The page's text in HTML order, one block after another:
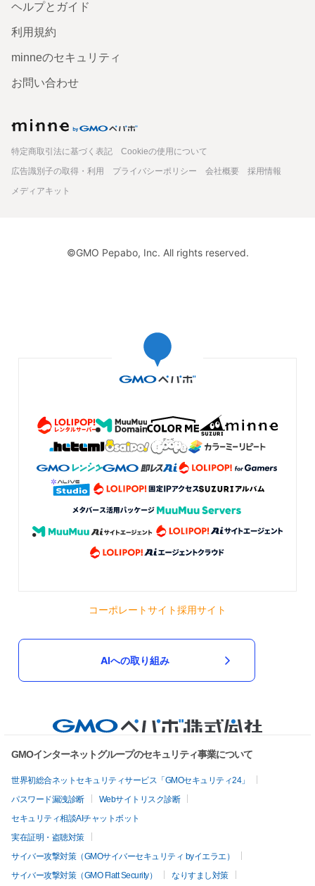
ヘルプとガイド
利用規約
minneのセキュリティ
お問い合わせ
特定商取引法に基づく表記
Cookieの使用について
広告識別子の取得・利用
プライバシーポリシー 会社概要
採用情報
メディアキット
©GMO Pepabo, Inc. All rights reserved.
コーポレートサイト採用サイト
AIへの取り組み
GMOインターネットグループのセキュリティ事業について
世界初総合ネットセキュリティサービス「GMOセキュリティ24」
パスワード漏洩診断
Webサイトリスク診断
セキュリティ相談AIチャットボット
実在証明・盗聴対策
サイバー攻撃対策（GMOサイバーセキュリティ byイエラエ）
サイバー攻撃対策（GMO Flatt Security）
なりすまし対策